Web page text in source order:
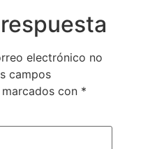
electrónico no
campos
con *